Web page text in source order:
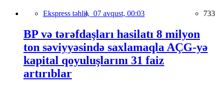
Ekspress təhlil, 07 avqust, 00:03 733
BP və tərəfdaşları hasilatı 8 milyon
ton səviyyəsində saxlamaqla AÇG-yə
kapital qoyuluşlarını 31 faiz
artırıblar